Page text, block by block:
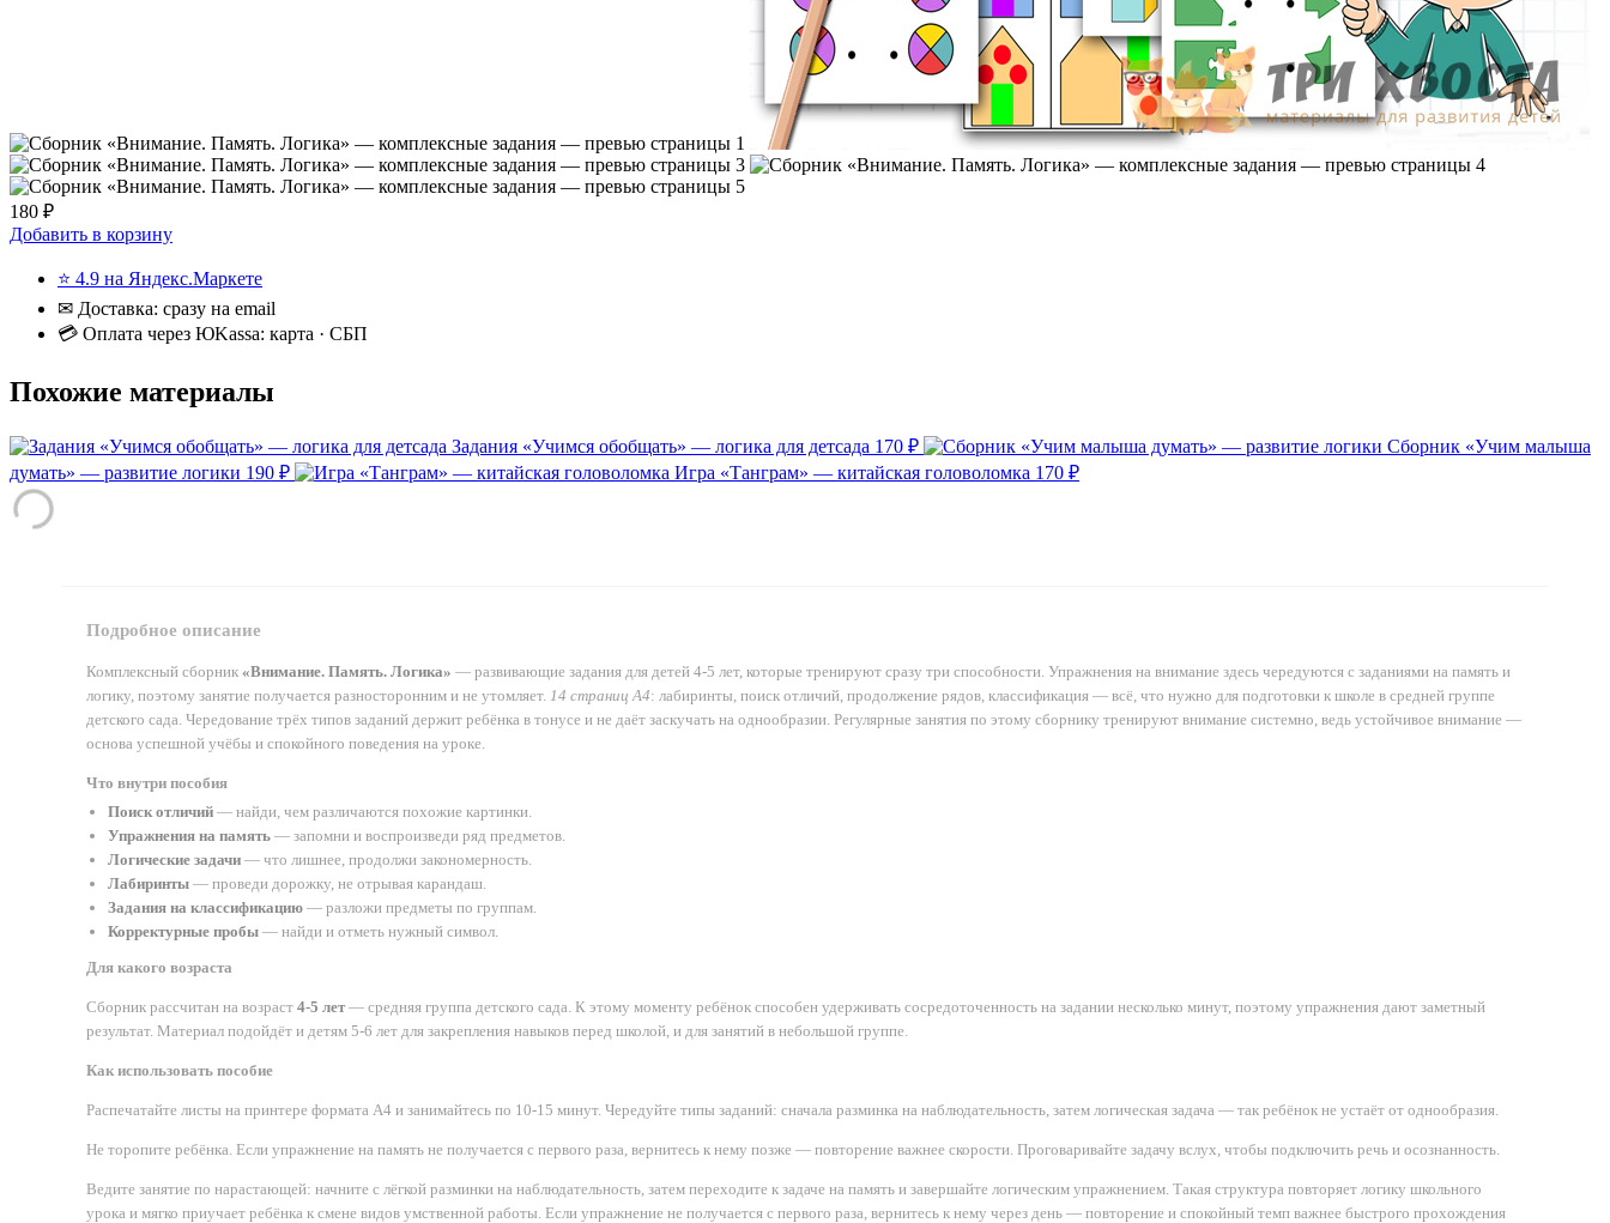
180 ₽
Добавить в корзину
⭐ 4.9 на Яндекс.Маркете
✉ Доставка: сразу на email
💳 Оплата через ЮKassa: карта · СБП
Похожие материалы
Задания «Учимся обобщать» — логика для детсада 170 ₽
Сборник «Учим малыша
думать» — развитие логики 190 ₽ Игра «Танграм» — китайская головоломка 170 ₽
Подробное описание
Комплексный сборник «Внимание. Память. Логика» — развивающие задания для детей 4-5 лет, которые тренируют сразу три способности. Упражнения на внимание здесь чередуются с заданиями на память и
логику, поэтому занятие получается разносторонним и не утомляет. 14 страниц А4: лабиринты, поиск отличий, продолжение рядов, классификация — всё, что нужно для подготовки к школе в средней группе
детского сада. Чередование трёх типов заданий держит ребёнка в тонусе и не даёт заскучать на однообразии. Регулярные занятия по этому сборнику тренируют внимание системно, ведь устойчивое внимание —
основа успешной учёбы и спокойного поведения на уроке.
Что внутри пособия
Поиск отличий — найди, чем различаются похожие картинки.
Упражнения на память — запомни и воспроизведи ряд предметов.
Логические задачи — что лишнее, продолжи закономерность.
Лабиринты — проведи дорожку, не отрывая карандаш.
Задания на классификацию — разложи предметы по группам.
Корректурные пробы — найди и отметь нужный символ.
Для какого возраста
Сборник рассчитан на возраст 4-5 лет— средняя группа детского сада. К этому моменту ребёнок способен удерживать сосредоточенность на задании несколько минут, поэтому упражнения дают заметный
результат. Материал подойдёт и детям 5-6 лет для закрепления навыков перед школой, и для занятий в небольшой группе.
Как использовать пособие
Распечатайте листы на принтере формата А4 и занимайтесь по 10-15 минут. Чередуйте типы заданий: сначала разминка на наблюдательность, затем логическая задача — так ребёнок не устаёт от однообразия.
Не торопите ребёнка. Если упражнение на память не получается с первого раза, вернитесь к нему позже — повторение важнее скорости. Проговаривайте задачу вслух, чтобы подключить речь и осознанность.
Ведите занятие по нарастающей: начните с лёгкой разминки на наблюдательность, затем переходите к задаче на память и завершайте логическим упражнением. Такая структура повторяет логику школьного
урока и мягко приучает ребёнка к смене видов умственной работы. Если упражнение не получается с первого раза, вернитесь к нему через день — повторение и спокойный темп важнее быстрого прохождения